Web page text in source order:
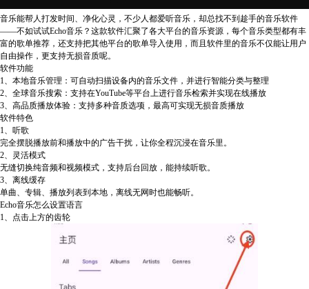
音乐能帮人打发时间、净化心灵，不少人都爱听音乐，却总找不到趁手的音乐软件
——不如试试Echo音乐？这款软件汇聚了各大平台的音乐资源，每个音乐类型都有丰
富的歌单推荐，还支持把其他平台的歌单导入使用，而且软件里的音乐不仅能让用户
自由操作，更支持无损音质呢。
软件功能
1、本地音乐管理：可自动扫描设备内的音乐文件，并进行智能分类与整理
2、全球音乐搜索：支持在YouTube等平台上进行音乐检索并实现在线播放
3、高品质播放体验：支持多种音质选项，最高可实现无损音质播放
软件特色
1、听歌
完全摆脱播放前和播放中的广告干扰，让你全程沉浸在音乐里。
2、灵活模式
无缝切换纯音频和视频模式，支持后台回放，能持续听歌。
3、离线缓存
单曲、专辑、播放列表到本地，离线无网时也能畅听。
Echo音乐怎么设置语言
1、点击上方的齿轮